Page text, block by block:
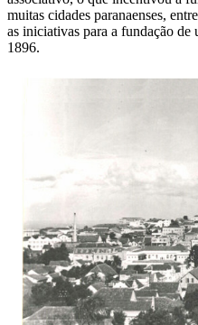
muitas cidades paranaenses,
as iniciativas para a fundação de
1896.